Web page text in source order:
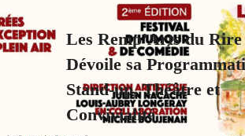
Les Remp’Arts du Rire
Dévoile sa
Stand-up, Théâtre et
Convivialité